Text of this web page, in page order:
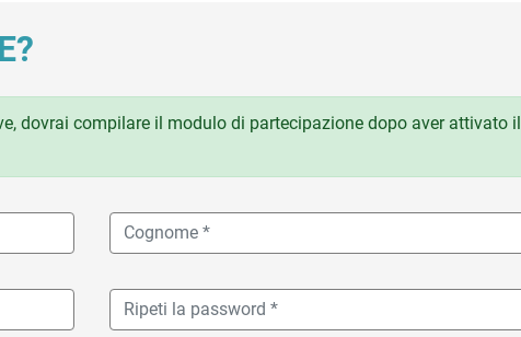
dovrai compilare il modulo di partecipazione dopo aver attivato il